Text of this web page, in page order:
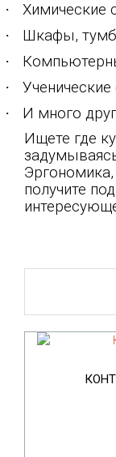
· Химические
· Шкафы,
·
· Ученические
·
И много
Ищете где
получите